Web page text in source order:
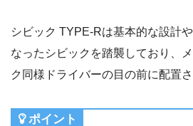
シビック TYPE-Rは基本的な設計
なったシビックを踏襲しており、
ク同様ドライバーの目の前に配置さ
ポイント